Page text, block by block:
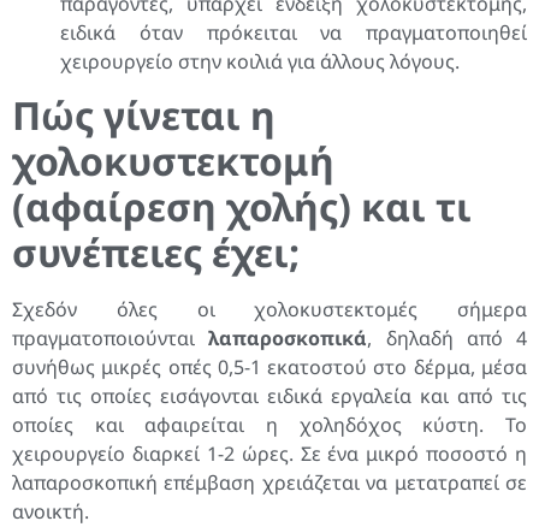
ειδικά όταν πρόκειται να πραγματοποιηθεί
χειρουργείο στην κοιλιά για άλλους λόγους.
Πώς γίνεται η
χολοκυστεκτομή
(αφαίρεση χολής) και τι
συνέπειες έχει;
Σχεδόν όλες οι χολοκυστεκτομές σήμερα
πραγματοποιούνταιλαπαροσκοπικά, δηλαδή από 4
συνήθως μικρές οπές 0,5-1 εκατοστού στο δέρμα, μέσα
από τις οποίες εισάγονται ειδικά εργαλεία και από τις
οποίες και αφαιρείται η χοληδόχος κύστη. Το
χειρουργείο διαρκεί 1-2 ώρες. Σε ένα μικρό ποσοστό η
λαπαροσκοπική επέμβαση χρειάζεται να μετατραπεί σε
ανοικτή.